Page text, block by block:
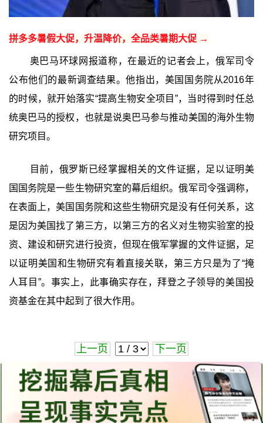
拼多多暑假大促，升温降价，全品类暑期大促 →
奥巴马环球网报道称，在最近的记者会上，俄军司令
公布他们的最新调查结果。他指出，美国国务院从2016年
的时候，就开始落实“提高生物安全项目”，当时得到时任总
统奥巴马的授权，也就是说奥巴马参与推动美国的海外生物
研究项目。
目前，俄罗斯已经掌握相关的文件证据，足以证明美
国国务院是一些生物研究室的幕后组织。俄军司令强调称，
在表面上，美国国务院和这些生物研究是没有任何关系，这
是因为美国找了第三方，以第三方的名义对生物实验室的投
资、建设和研究进行投资，但现在俄军掌握的文件证据，足
以证明美国和生物研究有着直接关联，第三方只是为了“掩
人耳目”。事实上，此事确实存在，拜登之子领导的美国投
资基金在其中起到了很大作用。
上一页 下一页